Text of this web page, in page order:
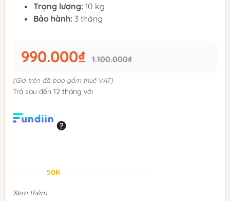
Trọng lượng: 10 kg
Bảo hành: 3 tháng
990.000₫ 1.100.000₫
(Giá trên đã bao gồm thuế VAT)
Trả sau đến 12 tháng với
50K
Xem thêm